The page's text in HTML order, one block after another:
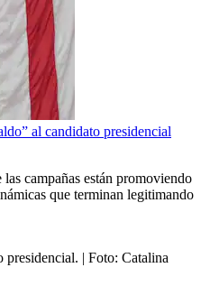
al candidato presidencial
campañas están promoviendo
que terminan legitimando
presidencial. | Foto: Catalina